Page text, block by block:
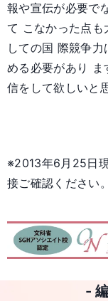
報や宣伝が必要で
て こなかった点も
しての国 際競争
める必要があり ま
信をして欲しいと
※2013年6月25日
接ご確認ください。
-